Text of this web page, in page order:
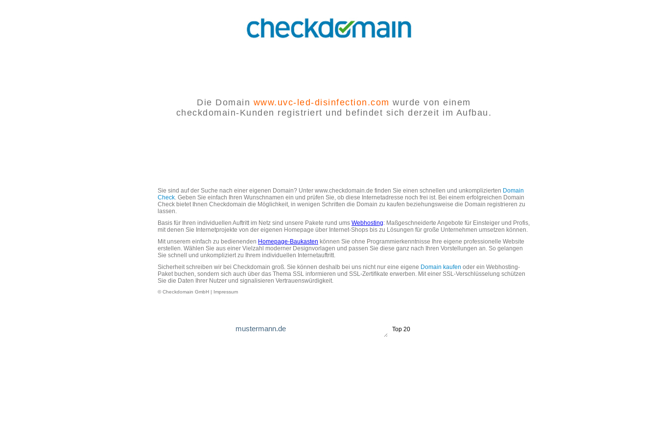
Die Domain www.uvc-led-disinfection.com wurde von einem
checkdomain-Kunden registriert und befindet sich derzeit im Aufbau.
Sie sind auf der Suche nach einer eigenen Domain? Unter www.checkdomain.de finden Sie einen schnellen und unkomplizierten Domain
Check. Geben Sie einfach Ihren Wunschnamen ein und prüfen Sie, ob diese Internetadresse noch frei ist. Bei einem erfolgreichen Domain
Check bietet Ihnen Checkdomain die Möglichkeit, in wenigen Schritten die Domain zu kaufen beziehungsweise die Domain registrieren zu
lassen.
Basis für Ihren individuellen Auftritt im Netz sind unsere Pakete rund ums Webhosting: Maßgeschneiderte Angebote für Einsteiger und Profis,
mit denen Sie Internetprojekte von der eigenen Homepage über Internet-Shops bis zu Lösungen für große Unternehmen umsetzen können.
Mit unserem einfach zu bedienenden Homepage-Baukasten können Sie ohne Programmierkenntnisse Ihre eigene professionelle Website
erstellen. Wählen Sie aus einer Vielzahl moderner Designvorlagen und passen Sie diese ganz nach Ihren Vorstellungen an. So gelangen
Sie schnell und unkompliziert zu Ihrem individuellen Internetauftritt.
Sicherheit schreiben wir bei Checkdomain groß. Sie können deshalb bei uns nicht nur eine eigene Domain kaufen oder ein Webhosting-
Paket buchen, sondern sich auch über das Thema SSL informieren und SSL-Zertifikate erwerben. Mit einer SSL-Verschlüsselung schützen
Sie die Daten Ihrer Nutzer und signalisieren Vertrauenswürdigkeit.
© Checkdomain GmbH | Impressum
Top 20